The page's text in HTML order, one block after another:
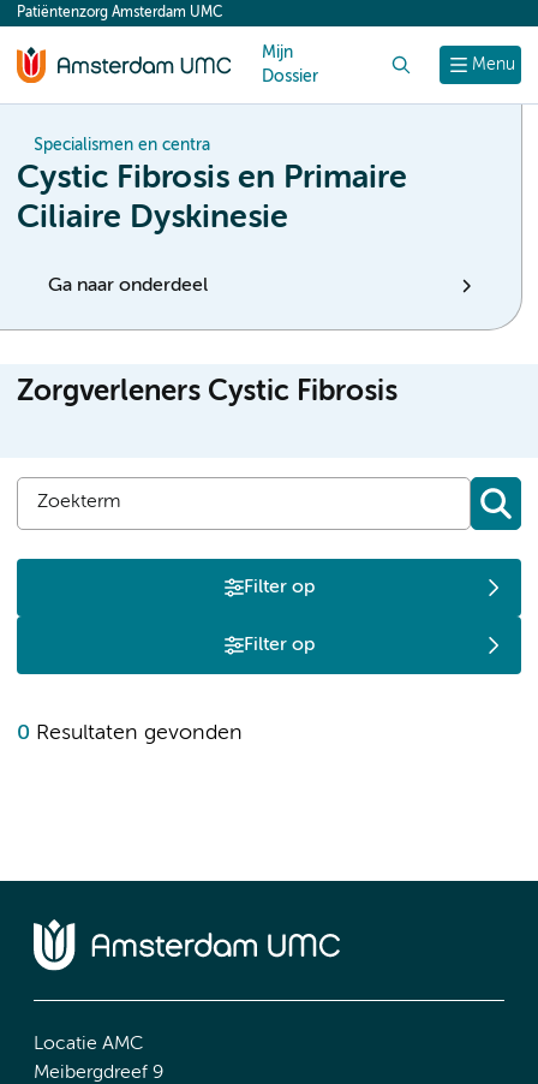
content
Menu
Patiëntenzorg Amsterdam UMC
Mijn
Dossier
Specialismen en centra
Cystic Fibrosis en Primaire
Ciliaire Dyskinesie
Ga naar onderdeel
Zorgverleners Cystic Fibrosis
Filter op
Filter op
0 Resultaten gevonden
Locatie AMC
Meibergdreef 9